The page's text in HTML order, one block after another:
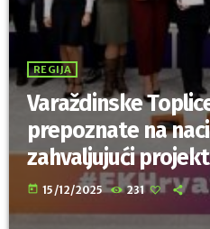
REGIJA
Varaždinske
prepoznate na
zahvaljujući
today 15/12/2025 231